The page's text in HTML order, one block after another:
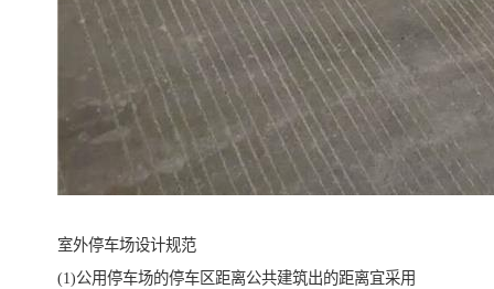
室外停车场设计规范
(1)公用停车场的停车区距离公共建筑出的距离宜采用